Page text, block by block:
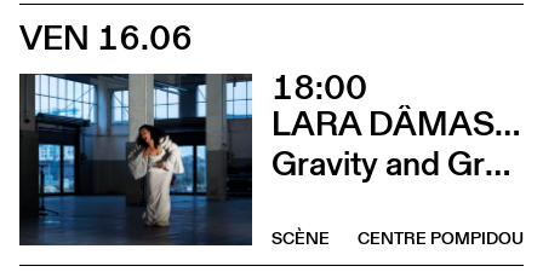
VEN 16.06
18:00
LARA DÂMASO AVEC LUDWIG ABRAHAM
Gravity and Grace
CENTRE POMPIDOU
SCÈNE